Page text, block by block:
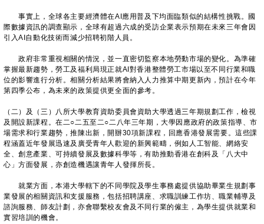
事實上，全球各主要經濟體在AI應用普及下均面臨類似的結構性挑戰。國
際數據資訊的調查顯示，全球有超過六成的受訪企業表示預期在未來三年會因
引入AI自動化技術而減少招聘初階人員。
政府非常重視相關的情況，並一直密切監察本地勞動市場的變化。為準確
掌握最新趨勢，勞工及福利局現正就AI對香港整體勞工市場以至不同行業和職
位的影響進行分析。相關分析結果將會納入人力推算中期更新內，預計在今年
第四季公布，為未來的政策提供更全面的參考。
（二）及（三）八所大學教育資助委員會資助大學透過三年期規劃工作，檢視
及開設新課程。在二○二五至二○二八年三年期，大學因應政府的政策指導、市
場需求和行業趨勢，推陳出新，開辦30項新課程，回應香港發展需要。這些課
程涵蓋近年發展迅速及廣受青年人歡迎的新興範疇，例如人工智能、網絡安
全、創意產業、可持續發展及數據科學等，有助推動香港在創科及「八大中
心」方面發展，亦創造機遇讓青年人發揮所長。
就業方面，本港大學轄下的不同學院及學生事務處提供協助畢業生規劃事
業發展的相關資訊和支援服務，包括招聘講座、求職訓練工作坊、職業輔導及
諮詢服務、師友計劃，亦會聯繫校友會及不同行業的僱主，為學生提供就業和
實習培訓的機會。